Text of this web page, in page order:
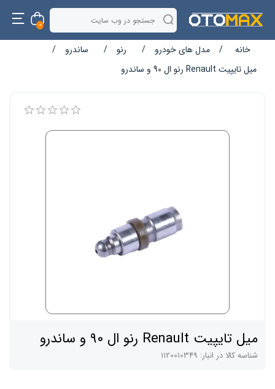
0
خانه / مدل های خودرو / رنو / ساندرو
/
میل تایپیت Renault رنو ال 90 و ساندرو
میل تایپیت Renault رنو ال 90 و ساندرو
شناسه کالا در انبار: 1120010349